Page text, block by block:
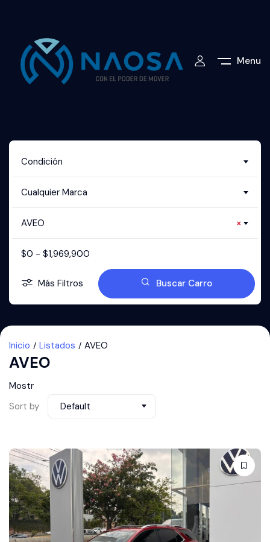
Menu
Condición
Cualquier Marca
×
AVEO
$0 - $1,969,900
Más Filtros Buscar Carro
Inicio Listados AVEO
AVEO
Mostr
Sort by
Default